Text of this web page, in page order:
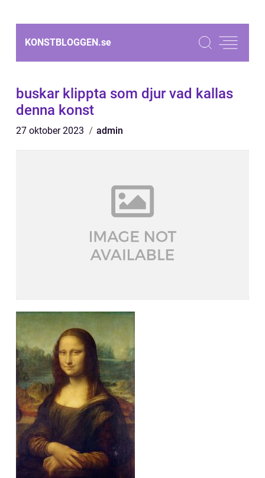
KONSTBLOGGEN.se
buskar klippta som djur vad kallas
denna konst
27 oktober 2023 admin